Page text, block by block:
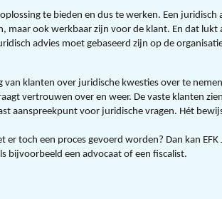
te bieden en dus te werken. Een
maar ook werkbaar zijn voor de klant. En dat lukt
advies moet gebaseerd zijn op de
van klanten over juridische kwesties over te
vertrouwen over en weer. De vaste klanten
aanspreekpunt voor juridische vragen. Hét
er toch een proces gevoerd worden? Dan kan
bijvoorbeeld een advocaat of een fiscalist.